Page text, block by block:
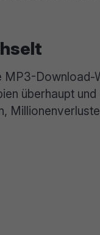
Download-
überhaupt